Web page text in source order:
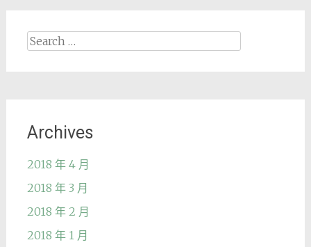
Search
Archives
2018 年 4 月
2018 年 3 月
2018 年 2 月
2018 年 1 月